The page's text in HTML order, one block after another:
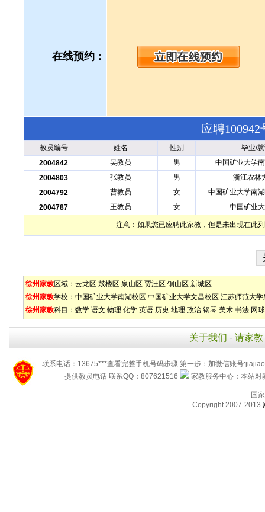
在线预约：
应聘
教员编号 姓名 性别
毕业/
2004842
吴教员 男
中国矿业大学
2004803
张教员 男
浙江农林
2004792
曹教员 女
中国矿业大学南
2004787
王教员 女 中国矿业
注意：如果您已应聘此家教，但是未出现在此
徐州家教区域： 云龙区 鼓楼区 泉山区 贾汪区 铜山区 新城区
徐州家教学校： 中国矿业大学南湖校区 中国矿业大学文昌校区 江苏师范大学
徐州家教科目： 数学 语文 物理 化学 英语 历史 地理 政治 钢琴 美术 书法 网球
关于我们 - 请家教
联系电话：13675***查看完整手机号码步骤 第一步：加微信账号
提供教员电话 联系QQ：807621516
家教服务中心：本站
国
Copyright 2007-2013